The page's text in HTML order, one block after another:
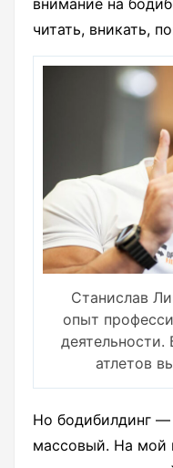
читать, вникать,
Станислав
опыт
деятельности.
атлетов
Но бодибилдинг —
массовый. На мой